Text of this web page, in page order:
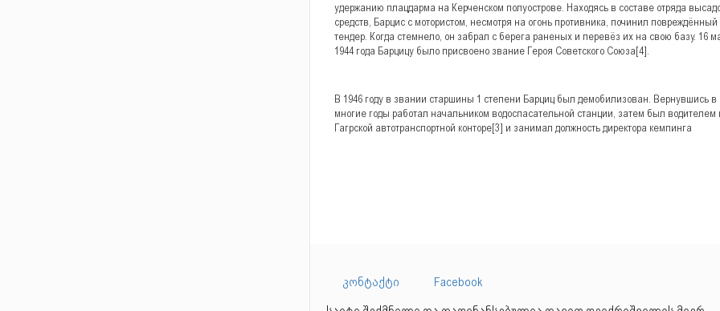
удержанию плацдарма на Керченском полуострове. Находясь в составе отряда
средств, Барцис с мотористом, несмотря на огонь противника, починил повреждённый
тендер. Когда стемнело, он забрал с берега раненых и перевёз их на свою базу. 16
1944 года Барцицу было присвоено звание Героя Советского Союза[4].
В 1946 году в звании старшины 1 степени Барциц был демобилизован. Вернувшись в
многие годы работал начальником водоспасательной станции, затем был водителем
Гагрской автотранспортной конторе[3] и занимал должность директора кемпинга
კონტაქტი
Facebook